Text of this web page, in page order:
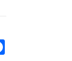
Facebook